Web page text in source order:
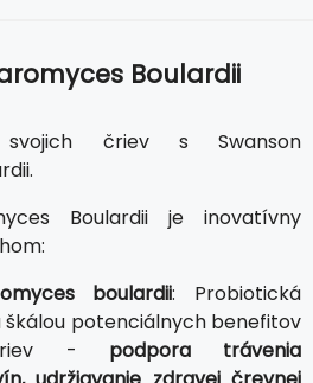
Boulardii
svojich čriev s Swanson
Boulardii je inovatívny
boulardii: Probiotická
škálou potenciálnych benefitov
- podpora trávenia